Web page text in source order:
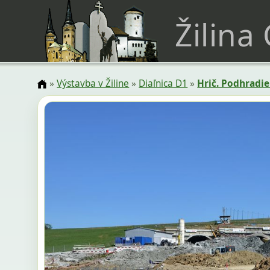
Žilina
»Výstavba v Žiline » Diaľnica D1 » Hrič.